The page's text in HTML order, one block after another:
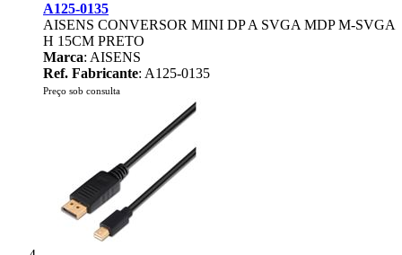
A125-0135
AISENS CONVERSOR MINI DP A SVGA MDP M-SVGA
H 15CM PRETO
Marca: AISENS
Ref. Fabricante: A125-0135
Preço sob consulta